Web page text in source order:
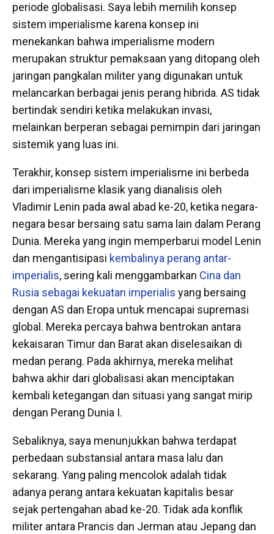
periode globalisasi. Saya lebih memilih konsep
sistem imperialisme karena konsep ini
menekankan bahwa imperialisme modern
merupakan struktur pemaksaan yang ditopang oleh
jaringan pangkalan militer yang digunakan untuk
melancarkan berbagai jenis perang hibrida. AS tidak
bertindak sendiri ketika melakukan invasi,
melainkan berperan sebagai pemimpin dari jaringan
sistemik yang luas ini.
Terakhir, konsep sistem imperialisme ini berbeda
dari imperialisme klasik yang dianalisis oleh
Vladimir Lenin pada awal abad ke-20, ketika negara-
negara besar bersaing satu sama lain dalam Perang
Dunia. Mereka yang ingin memperbarui model Lenin
dan mengantisipasi kembalinya perang antar-
imperialis, sering kali menggambarkan Cina dan
Rusia sebagai kekuatan imperialis yang bersaing
dengan AS dan Eropa untuk mencapai supremasi
global. Mereka percaya bahwa bentrokan antara
kekaisaran Timur dan Barat akan diselesaikan di
medan perang. Pada akhirnya, mereka melihat
bahwa akhir dari globalisasi akan menciptakan
kembali ketegangan dan situasi yang sangat mirip
dengan Perang Dunia I.
Sebaliknya, saya menunjukkan bahwa terdapat
perbedaan substansial antara masa lalu dan
sekarang. Yang paling mencolok adalah tidak
adanya perang antara kekuatan kapitalis besar
sejak pertengahan abad ke-20. Tidak ada konflik
militer antara Prancis dan Jerman atau Jepang dan